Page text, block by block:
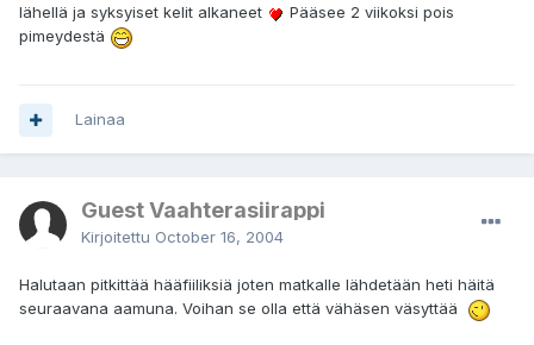
lähellä ja syksyiset kelit alkaneet
Pääsee 2 viikoksi pois
pimeydestä
Lainaa
Guest Vaahterasiirappi
Kirjoitettu October 16, 2004
Halutaan pitkittää hääfiiliksiä joten matkalle lähdetään heti häitä
seuraavana aamuna. Voihan se olla että vähäsen väsyttää